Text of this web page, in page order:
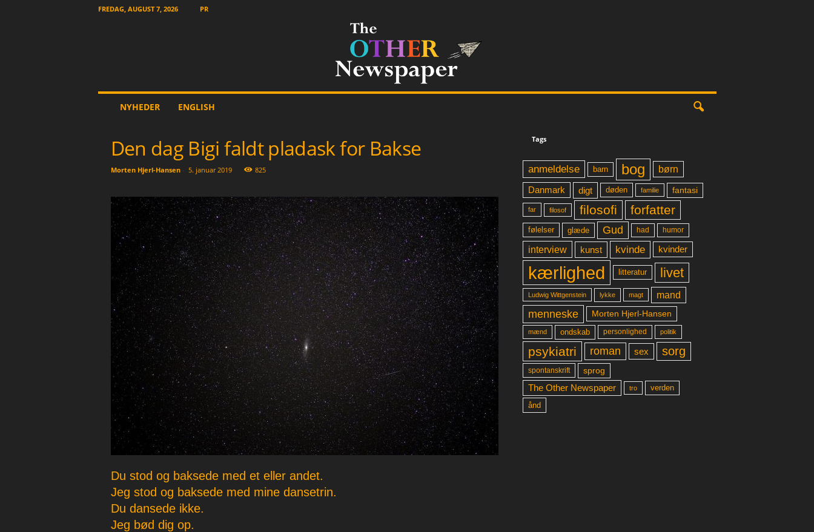
FREDAG, AUGUST 7, 2026 PR
NYHEDER ENGLISH
Den dag Bigi faldt pladask for Bakse
Morten Hjerl-Hansen- 5. januar 2019 825
Du stod og baksede med et eller andet.
Jeg stod og baksede med mine dansetrin.
Du dansede ikke.
Jeg bød dig op.
Tags
anmeldelse barn bog børn
Danmark digt døden familie fantasi
far filosof filosofi forfatter
følelser glæde Gud had humor
interview kunst kvinde kvinder
kærlighed litteratur livet
Ludwig Wittgenstein lykke magt mand
menneske Morten Hjerl-Hansen
mænd ondskab personlighed politik
psykiatri roman sex sorg
spontanskrift sprog
The Other Newspaper tro verden
ånd